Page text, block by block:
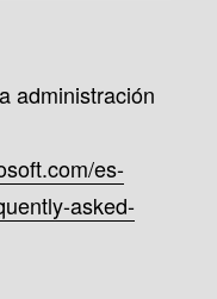
administración
es-
asked-